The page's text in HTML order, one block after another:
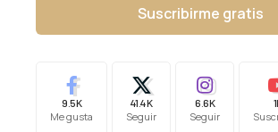
Suscribirme gratis
9.5K
Me gusta
41.4K
Seguir
6.6K
Seguir